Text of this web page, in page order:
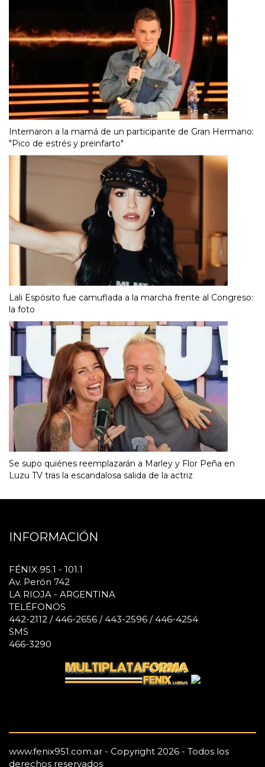
Internaron a la mamá de un participante de Gran Hermano:
"Pico de estrés y preinfarto"
Lali Espósito fue camuflada a la marcha frente al Congreso:
la foto
Se supo quiénes reemplazarán a Marley y Flor Peña en
Luzu TV tras la escandalosa salida de la actriz
INFORMACIÓN
FÉNIX 95.1 - 101.1
Av. Perón 742
LA RIOJA - ARGENTINA
TELÉFONOS
442-2112 / 446-2656 / 443-2596 / 446-4254
SMS
466-3290
www.fenix951.com.ar - Copyright 2026 - Todos los
derechos reservados